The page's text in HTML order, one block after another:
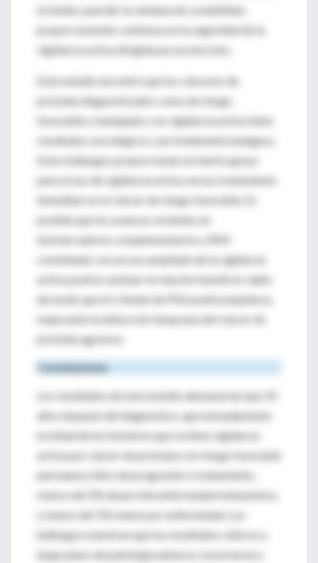
el miedo a perder la ventana de curabilidad,
proporcionando confianza en la seguridad de la
vigilancia activa dirigida por protocolos.
Este estudio encontró que los cánceres de
próstata diagnosticados como de riesgo
favorable y manejados con vigilancia activa tiene
resultados oncológicos casi totalmente benignos.
Estos hallazgos proporcionan un fuerte apoyo
para el uso de vigilancia activa versus tratamiento
inmediato en el cáncer de riesgo favorable. Es
posible que los avances recientes en
biomarcadores complementarios y RMI
combinado con un uso ampliado de la vigilancia
activa podría cambiar la relación beneficio-daño
de modo que el cribado de PSA podría ampliarse,
mejorando la detección temprana del cáncer de
próstata agresivo.
Conclusiones
Los resultados de este estudio demuestran que 10
años después del diagnóstico, aproximadamente
la mitad de los hombres que reciben vigilancia
activa por cáncer de próstata con riesgo favorable
permanece libre de progresión o tratamiento,
menos del 2% desarrolla enfermedad metastásica
y menos del 1% muere por enfermedad. Los
hallazgos muestran que los resultados clínicos a
largo plazo de patología adversa, recurrencia o